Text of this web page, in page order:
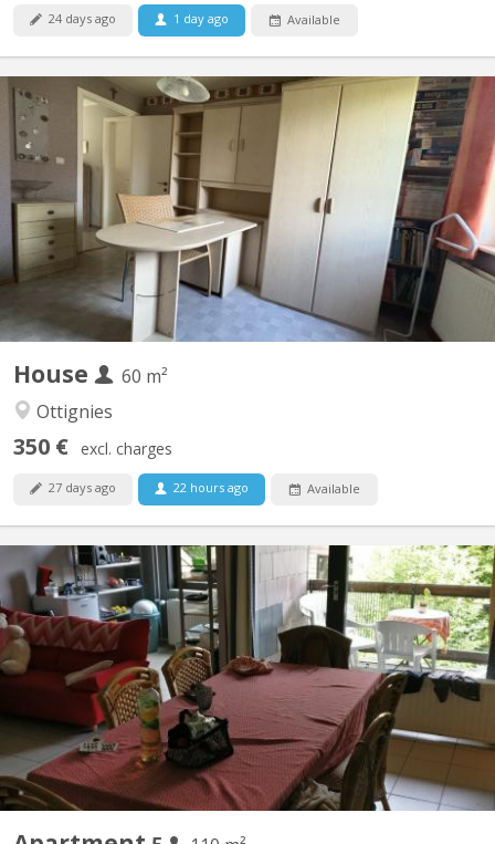
24 days ago 1 day ago Available
House
60 m²
Ottignies
350 € excl. charges
27 days ago 22 hours ago Available
KV 2089
Chambre individuelle Cuisine et salle de bain commune
KV 1793
Appartement meublé 5 chambres Quartier des Bruyères, à 1348
Louvain-la-Neuve, à 150 m de la Place Montesquieu (proximité
centre et facilités). Appartement de 110 m2 pour 5 étudiant(e)s
solidaires, non-fumeurs : 5 chambres, hall, cuisine équipée,
remise, salle de bain avec WC, terrasse, salle...